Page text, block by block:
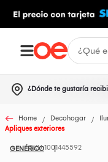
¿Dónde te gustaría
Home Decohogar
Apliques exteriores
GENÉRICO1001445592